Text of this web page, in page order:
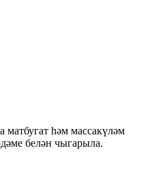
матбугат һәм массакүләм
белән чыгарыла.